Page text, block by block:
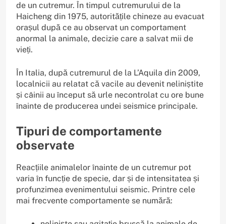
de un cutremur. În timpul cutremurului de la
Haicheng din 1975, autoritățile chineze au evacuat
orașul după ce au observat un comportament
anormal la animale, decizie care a salvat mii de
vieți.
În Italia, după cutremurul de la L’Aquila din 2009,
localnicii au relatat că vacile au devenit neliniștite
și câinii au început să urle necontrolat cu ore bune
înainte de producerea undei seismice principale.
Tipuri de comportamente
observate
Reacțiile animalelor înainte de un cutremur pot
varia în funcție de specie, dar și de intensitatea și
profunzimea evenimentului seismic. Printre cele
mai frecvente comportamente se numără: